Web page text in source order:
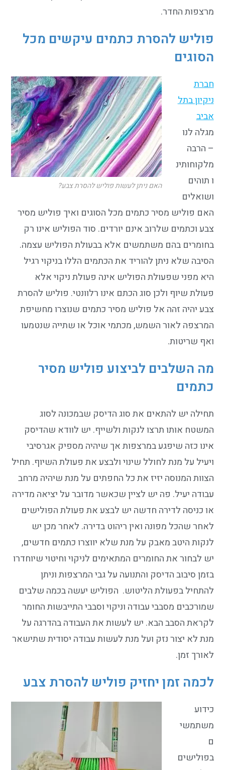
מרצפות החדר.
פוליש להסרת כתמים עיקשים מכל
הסוגים
האם ניתן לעשות פוליש להסרת צבע?
חברת
ניקיון בתל
אביב
מגלה לנו
– הרבה
מלקוחותינ
ו תוהים
ושואלים
האם פוליש מסיר כתמים מכל הסוגים ואיך פוליש מסיר
צבע וכתמים שלרוב אינם יורדים. סוד הפוליש אינו רק
בחומרים בהם משתמשים אלא בבעולת הפוליש עצמה.
הסיבה שלא ניתן להוריד את הכתמים הללו בניקוי רגיל
היא מפני שפעולת הפוליש אינה פעולת ניקוי אלא
פעולת שיוף ולכן סוג הכתם אינו רלוונטי. פוליש להסרת
צבע יהיה זהה אל פוליש מסיר כתמים שנוצרו מחשיפת
המרצפה לאור השמש, מכתמי אוכל או שתייה שנטמעו
ואף שריטות.
מה השלבים לביצוע פוליש מסיר
כתמים
תחילה יש להתאים את סוג הדיסק שבמכונה לסוג
המשטח אותו תרצו לנקות ולשייף. יש לוודא שהדיסק
אינו כזה שיפגע במרצפות אך שיהיה מספיק אגרסיבי
ויעיל על מנת לחולל שינוי ולבצע את פעולת השיוף. תחיל
הצוות המנוסה יזיז את כל החפתים על מנת שיהיה מרחב
עבודה יעיל. פה יש לציין שכאשר מדובר על יציאה מדירה
או כניסה לדירה חדשה יש לבצע את פעולת הפולישים
לאחר שהכל מפונה ואין ריהוט בדירה. לאחר מכן יש
לנקות היטב מאבק על מנת שלא יווצרו כתמים חדשים,
יש לבחור את החומרים המתאימים לניקוי וחיטוי שיוחדרו
בזמן סיבוב הדיסק והתנועה על גבי המרצפות וניתן
להתחיל בפעולת הליטוש. הפוליש יעשה בכמה שלבים
שמורכבים מסבבי עבודה וניקוי וסבבי התייבשות החומר
לקראת הסבב הבא. יש לעשות את העבודה בהדרגה על
מנת לא יצור נזק ועל מנת לעשות עבודה יסודית שתישאר
לאורך זמן.
לכמה זמן יחזיק פוליש להסרת צבע
כידוע
משתמשי
ם
בפולישים